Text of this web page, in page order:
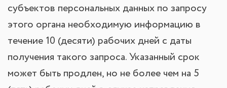
субъектов персональных данных по запросу
этого органа необходимую информацию в
течение 10 (десяти) рабочих дней с даты
получения такого запроса. Указанный срок
может быть продлен, но не более чем на 5